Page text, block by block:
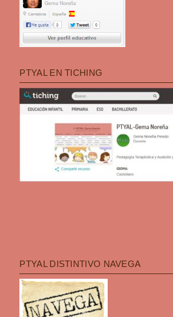
PTYAL EN TICHING
PTYAL DISTINTIVO NAVEGA